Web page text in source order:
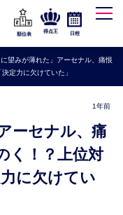
順位表
得点王 日程
に望みが薄れた」アーセナル、痛恨
定力に欠けていた」
1年前
く！？上位対
に欠けてい